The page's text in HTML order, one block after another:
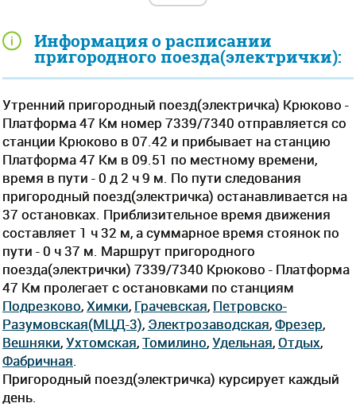
Информация о расписании
пригородного поезда(электрички):
Утренний пригородный поезд(электричка) Крюково -
Платформа 47 Км номер 7339/7340 отправляется со
станции Крюково в 07.42 и прибывает на станцию
Платформа 47 Км в 09.51 по местному времени,
время в пути - 0 д 2 ч 9 м. По пути следования
пригородный поезд(электричка) останавливается на
37 остановках. Приблизительное время движения
составляет 1 ч 32 м, а суммарное время стоянок по
пути - 0 ч 37 м. Маршрут пригородного
поезда(электрички) 7339/7340 Крюково - Платформа
47 Км пролегает c остановками по станциям
Подрезково,Химки, Грачевская, Петровско-
Разумовская(МЦД-3), Электрозаводская,Фрезер,
Вешняки,Ухтомская,Томилино,Удельная,Отдых,
Фабричная
Пригородный поезд(электричка) курсирует каждый
день.